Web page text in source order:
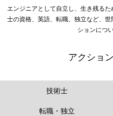
エンジニアとして自立し、生き残る
士の資格、英語、転職、独立など、
ションにつ
アクショ
技術士
転職・独立